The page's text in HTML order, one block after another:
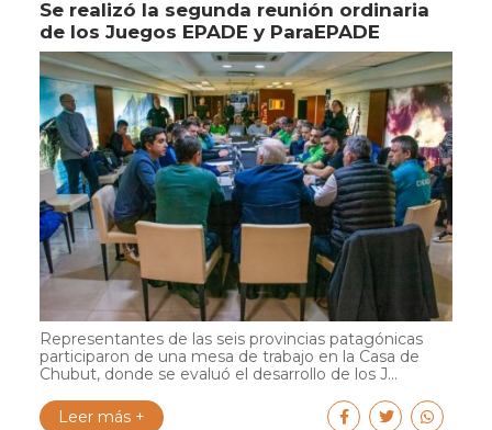
Se realizó la segunda reunión ordinaria
de los Juegos EPADE y ParaEPADE
Representantes de las seis provincias patagónicas
participaron de una mesa de trabajo en la Casa de
Chubut, donde se evaluó el desarrollo de los J...
Leer más +